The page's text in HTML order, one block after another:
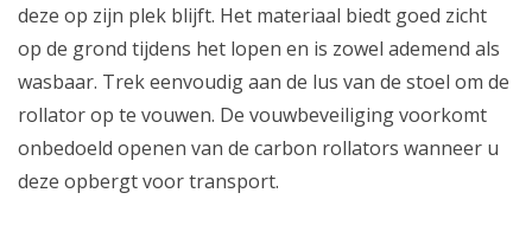
deze op zijn plek blijft. Het materiaal biedt goed zicht
op de grond tijdens het lopen en is zowel ademend als
wasbaar. Trek eenvoudig aan de lus van de stoel om de
rollator op te vouwen. De vouwbeveiliging voorkomt
onbedoeld openen van de carbon rollators wanneer u
deze opbergt voor transport.